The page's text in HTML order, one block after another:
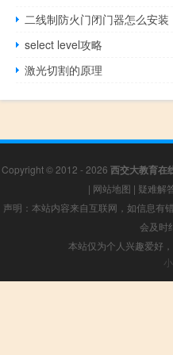
二线制防火门闭门器怎么安装
select level攻略
激光切割的原理
Copyright © 2012 - 2026 西交大教育在
| 网站地图 | 疑难解
声明：本站内容来自互联网，如信息有
会及时
本站仅为个人兴趣爱好